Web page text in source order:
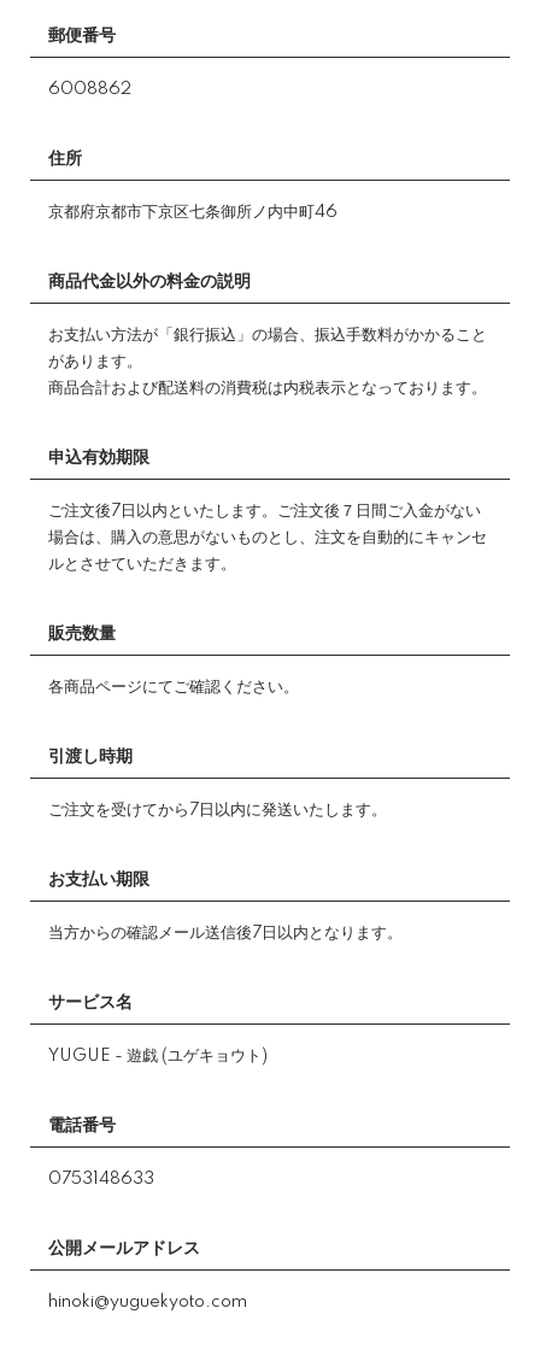
郵便番号
6008862
住所
京都府京都市下京区七条御所ノ内中町46
商品代金以外の料金の説明
お支払い方法が「銀行振込」の場合、振込手数料がかかること
があります。
商品合計および配送料の消費税は内税表示となっております。
申込有効期限
ご注文後7日以内といたします。ご注文後７日間ご入金がない
場合は、購入の意思がないものとし、注文を自動的にキャンセ
ルとさせていただきます。
販売数量
各商品ページにてご確認ください。
引渡し時期
ご注文を受けてから7日以内に発送いたします。
お支払い期限
当方からの確認メール送信後7日以内となります。
サービス名
YUGUE - 遊戯 (ユゲキョウト)
電話番号
0753148633
公開メールアドレス
hinoki@yuguekyoto.com